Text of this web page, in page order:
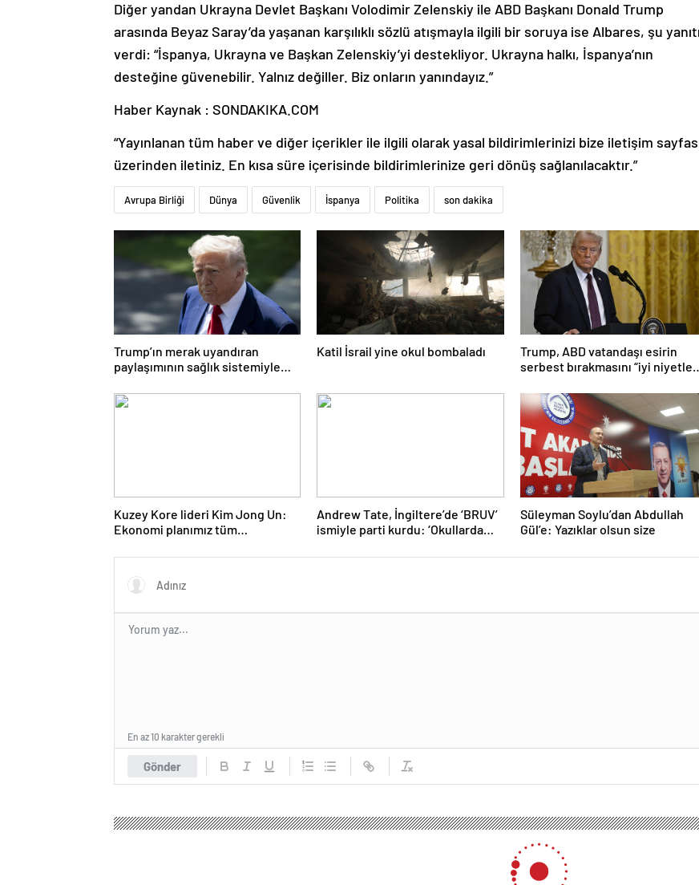
Diğer yandan Ukrayna Devlet Başkanı Volodimir Zelenskiy ile ABD Başkanı Donald Trump
arasında Beyaz Saray’da yaşanan karşılıklı sözlü atışmayla ilgili bir soruya ise Albares, şu yanıtı
verdi: “İspanya, Ukrayna ve Başkan Zelenskiy’yi destekliyor. Ukrayna halkı, İspanya’nın
desteğine güvenebilir. Yalnız değiller. Biz onların yanındayız.”
Haber Kaynak : SONDAKIKA.COM
“Yayınlanan tüm haber ve diğer içerikler ile ilgili olarak yasal bildirimlerinizi bize iletişim
üzerinden iletiniz. En kısa süre içerisinde bildirimlerinize geri dönüş sağlanılacaktır.”
Avrupa Birliği Dünya Güvenlik İspanya Politika son dakika
Trump’ın merak uyandıran
paylaşımının sağlık sistemiyle
Katil İsrail yine okul bombaladı
Trump, ABD vatandaşı esirin
serbest bırakmasını “iyi niyetle
değerlendirdi
Kuzey Kore lideri Kim Jong Un:
Ekonomi planımız tüm
Andrew Tate, İngiltere’de ‘BRUV’
ismiyle parti kurdu: ‘Okullarda
yasaklayacağız’
Süleyman Soylu’dan Abdullah
Gül’e: Yazıklar olsun size
Gönder
En az 10 karakter gerekli